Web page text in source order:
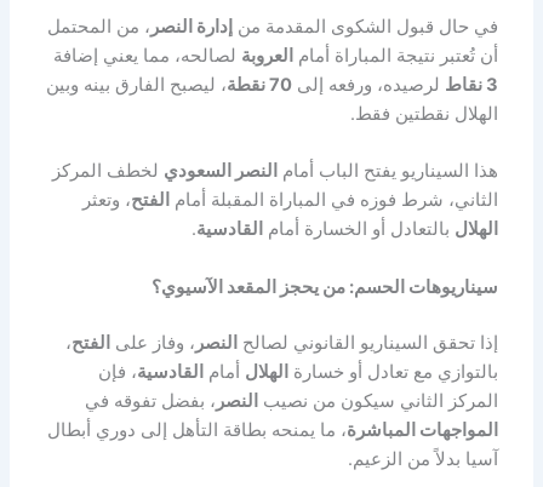
في حال قبول الشكوى المقدمة منإدارة النصر ، من المحتمل
أن تُعتبر نتيجة المباراة أمام العروبة لصالحه، مما يعني إضافة
3 نقاط
لرصيده، ورفعه إلى70 نقطة
، ليصبح الفارق بينه وبين
الهلال نقطتين فقط.
هذا السيناريو يفتح الباب أمام النصر السعودي لخطف المركز
الثاني، شرط فوزه في المباراة المقبلة أمام الفتح، وتعثر
الهلال بالتعادل أو الخسارة أمام القادسية.
سيناريوهات الحسم: من يحجز المقعد الآسيوي؟
إذا تحقق السيناريو القانوني لصالح النصر ، وفاز على الفتح،
بالتوازي مع تعادل أو خسارة الهلال أمام القادسية، فإن
المركز الثاني سيكون من نصيب النصر ، بفضل تفوقه في
المواجهات المباشرة، ما يمنحه بطاقة التأهل إلى دوري أبطال
آسيا بدلاً من الزعيم.